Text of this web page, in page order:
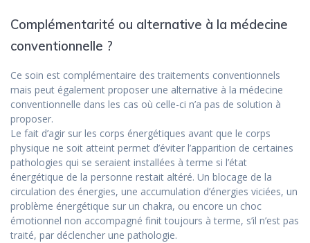
Complémentarité ou alternative à la médecine
conventionnelle ?
Ce soin est complémentaire des traitements conventionnels
mais peut également proposer une alternative à la médecine
conventionnelle dans les cas où celle-ci n’a pas de solution à
proposer.
Le fait d’agir sur les corps énergétiques avant que le corps
physique ne soit atteint permet d’éviter l’apparition de certaines
pathologies qui se seraient installées à terme si l’état
énergétique de la personne restait altéré. Un blocage de la
circulation des énergies, une accumulation d’énergies viciées, un
problème énergétique sur un chakra, ou encore un choc
émotionnel non accompagné finit toujours à terme, s’il n’est pas
traité, par déclencher une pathologie.